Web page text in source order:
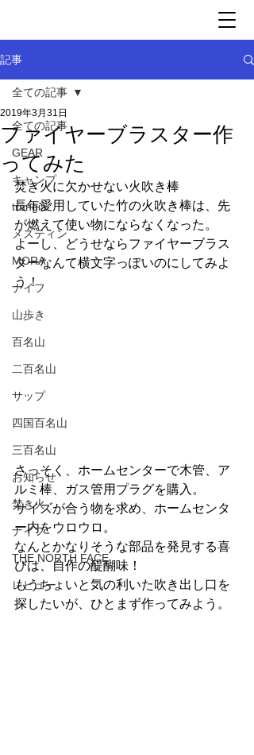
記事
全ての記事
GEAR
キャンプ
trangia
メスティン
MORA
ナイフ
山歩き
百名山
二百名山
サップ
四国百名山
三百名山
お知らせ
焚き火
ナイフ
THE NORTH FACE
レビュー
全ての記事
ファイヤーブラスター作
ってみた
2019年3月31日
焚き火に欠かせない火吹き棒
長年愛用していた竹の火吹き棒は、先
が燃えて使い物にならなくなった。
よーし、どうせならファイヤーブラス
ターなんて横文字っぽいのにしてみよ
う！
さっそく、ホームセンターで木管、ア
ルミ棒、ガス管用プラグを購入。
サイズが合う物を求め、ホームセンタ
ー内をウロウロ。
なんとかなりそうな部品を発見する喜
びは、自作の醍醐味！
もうちょいと気の利いた吹き出し口を
探したいが、ひとまず作ってみよう。